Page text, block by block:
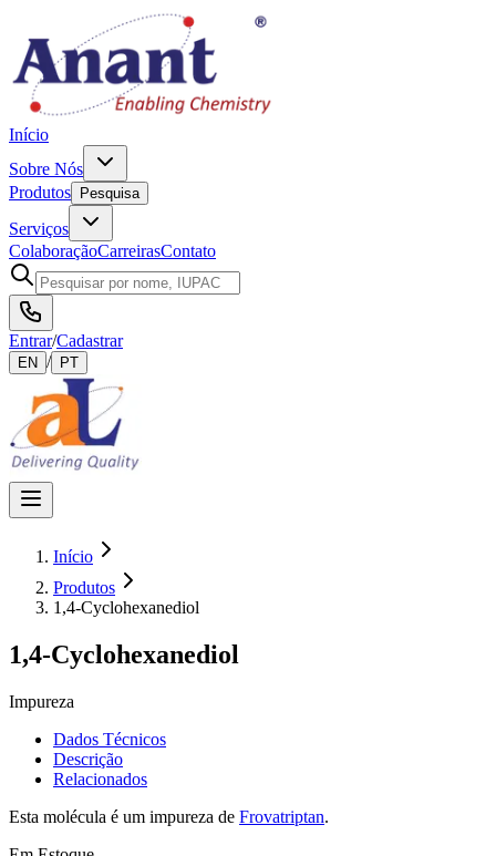
Início
Sobre Nós
Produtos
Pesquisa
Serviços
ColaboraçãoCarreirasContato
Entrar/Cadastrar
EN / PT
Início
Produtos
1,4-Cyclohexanediol
1,4-Cyclohexanediol
Impureza
Dados Técnicos
Descrição
Relacionados
Esta molécula é um impureza de Frovatriptan.